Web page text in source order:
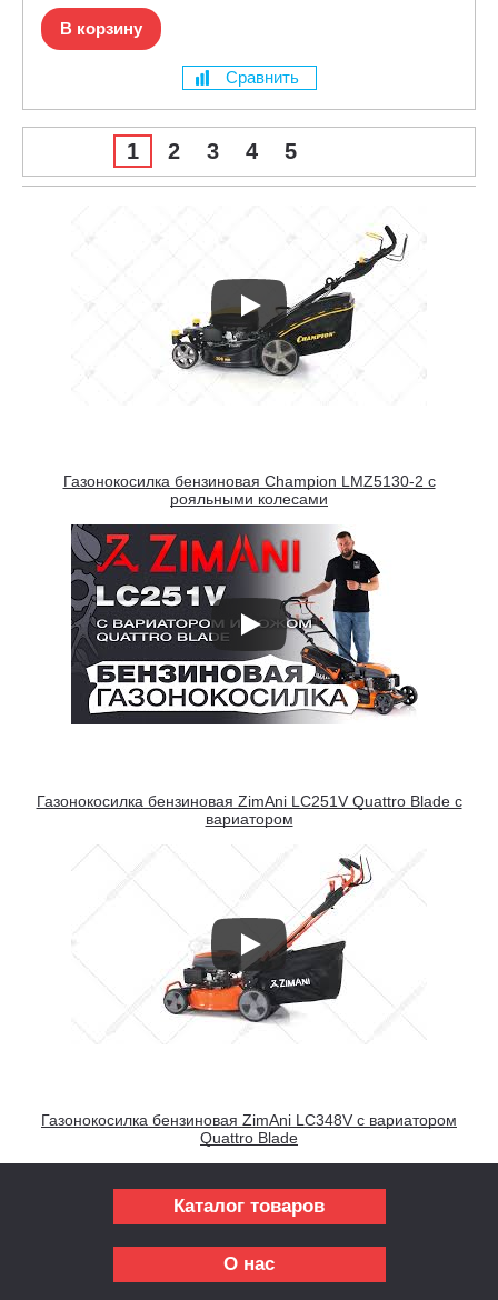
В корзину
Сравнить
1 2 3 4 5
Газонокосилка бензиновая Champion LMZ5130-2 с
рояльными колесами
Газонокосилка бензиновая ZimAni LC251V Quattro Blade с
вариатором
Газонокосилка бензиновая ZimAni LC348V с вариатором
Quattro Blade
Каталог товаров
О нас